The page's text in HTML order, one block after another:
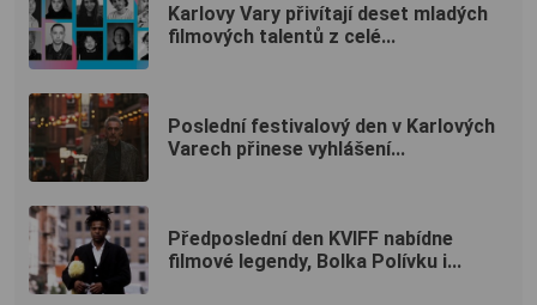
Karlovy Vary přivítají deset mladých
filmových talentů z celé...
Poslední festivalový den v Karlových
Varech přinese vyhlášení...
Předposlední den KVIFF nabídne
filmové legendy, Bolka Polívku i...